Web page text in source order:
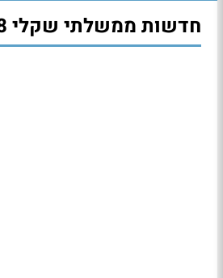
חדשות ממשלתי שקלי 0928